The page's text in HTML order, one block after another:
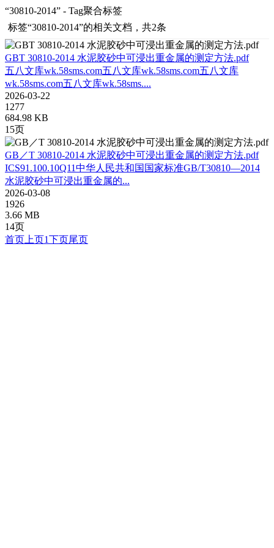
“30810-2014” - Tag聚合标签
标签“30810-2014”的相关文档，共2条
GBT 30810-2014 水泥胶砂中可浸出重金属的测定方法.pdf
五八文库wk.58sms.com五八文库wk.58sms.com五八文库
wk.58sms.com五八文库wk.58sms....
2026-03-22
1277
684.98 KB
15页
GB／T 30810-2014 水泥胶砂中可浸出重金属的测定方法.pdf
ICS91.100.10Q11中华人民共和国国家标准GB/T30810—2014
水泥胶砂中可浸出重金属的...
2026-03-08
1926
3.66 MB
14页
首页 上页1下页尾页